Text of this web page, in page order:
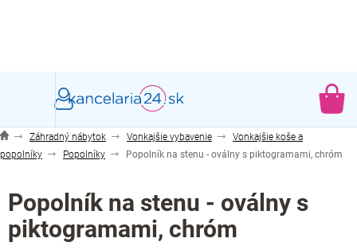
Záhradný nábytok Vonkajšie vybavenie
Vonkajšie koše a
popolníky
Popolníky Popolník na stenu - oválny s piktogramami, chróm
Popolník na stenu - oválny s
piktogramami, chróm